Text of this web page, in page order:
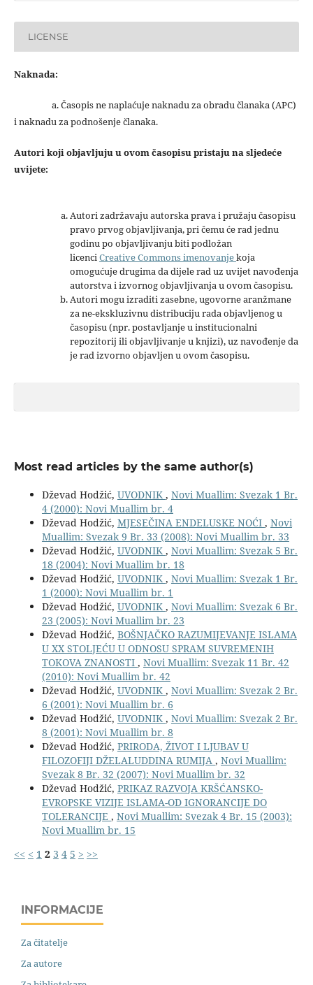
LICENSE
Naknada:
a. Časopis ne naplaćuje naknadu za obradu članaka (APC)
i naknadu za podnošenje članaka.
Autori koji objavljuju u ovom časopisu pristaju na sljedeće
uvijete:
Autori zadržavaju autorska prava i pružaju časopisu
pravo prvog objavljivanja, pri čemu će rad jednu
godinu po objavljivanju biti podložan
licenciCreative Commons imenovanjekoja
omogućuje drugima da dijele rad uz uvijet navođenja
autorstva i izvornog objavljivanja u ovom časopisu.
Autori mogu izraditi zasebne, ugovorne aranžmane
za ne-ekskluzivnu distribuciju rada objavljenog u
časopisu (npr. postavljanje u institucionalni
repozitorij ili objavljivanje u knjizi), uz navođenje da
je rad izvorno objavljen u ovom časopisu.
Most read articles by the same author(s)
Dževad Hodžić, UVODNIK , Novi Muallim: Svezak 1 Br.
4 (2000): Novi Muallim br. 4
Dževad Hodžić, MJESEČINA ENDELUSKE NOĆI , Novi
Muallim: Svezak 9 Br. 33 (2008): Novi Muallim br. 33
Dževad Hodžić, UVODNIK , Novi Muallim: Svezak 5 Br.
18 (2004): Novi Muallim br. 18
Dževad Hodžić, UVODNIK , Novi Muallim: Svezak 1 Br.
1 (2000): Novi Muallim br. 1
Dževad Hodžić, UVODNIK , Novi Muallim: Svezak 6 Br.
23 (2005): Novi Muallim br. 23
Dževad Hodžić, BOŠNJAČKO RAZUMIJEVANJE ISLAMA
U XX STOLJEĆU U ODNOSU SPRAM SUVREMENIH
TOKOVA ZNANOSTI , Novi Muallim: Svezak 11 Br. 42
(2010): Novi Muallim br. 42
Dževad Hodžić, UVODNIK , Novi Muallim: Svezak 2 Br.
6 (2001): Novi Muallim br. 6
Dževad Hodžić, UVODNIK , Novi Muallim: Svezak 2 Br.
8 (2001): Novi Muallim br. 8
Dževad Hodžić, PRIRODA, ŽIVOT I LJUBAV U
FILOZOFIJI DŽELALUDDINA RUMIJA , Novi Muallim:
Svezak 8 Br. 32 (2007): Novi Muallim br. 32
Dževad Hodžić, PRIKAZ RAZVOJA KRŠĆANSKO-
EVROPSKE VIZIJE ISLAMA-OD IGNORANCIJE DO
TOLERANCIJE , Novi Muallim: Svezak 4 Br. 15 (2003):
Novi Muallim br. 15
<< < 1 2 3 4 5 > >>
INFORMACIJE
Za čitatelje
Za autore